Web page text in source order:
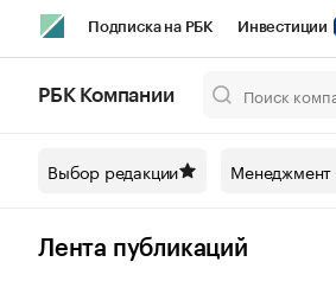
Подписка на РБК Инвестиции
Спецпроекты СПб
Технологии и медиа
РБК Компании
Выбор редакции Менеджмент
Лента публикаций